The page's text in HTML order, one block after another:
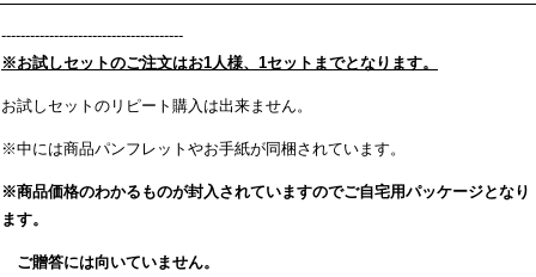
--------------------------------------
※お試しセットのご注文はお1人様、1セットまでとなります。
お試しセットのリピート購入は出来ません。
※中には商品パンフレットやお手紙が同梱されています。
※商品価格のわかるものが封入されていますのでご自宅用パッケージとなり
ます。
ご贈答には向いていません。